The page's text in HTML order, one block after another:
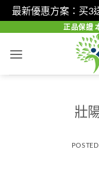
最新優惠方案：买3
content
正品保證
壯